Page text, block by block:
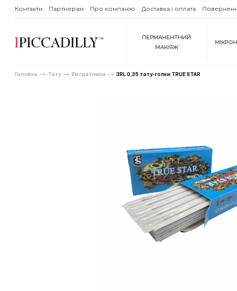
Контакти Партнерам Про компанію Доставка і оплата
ПЕРМАНЕНТНИЙ
МАКІЯЖ
Головна Тату Витратники 3RL 0,35 тату-голки TRUE STAR